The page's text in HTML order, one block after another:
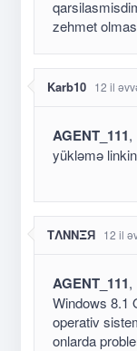
zehmet
Karb10 12 il
AGENT_111,
yükləmə
TΛNNΞЯ 12 il
AGENT_111,
Windows 8.1
operativ
onlarda